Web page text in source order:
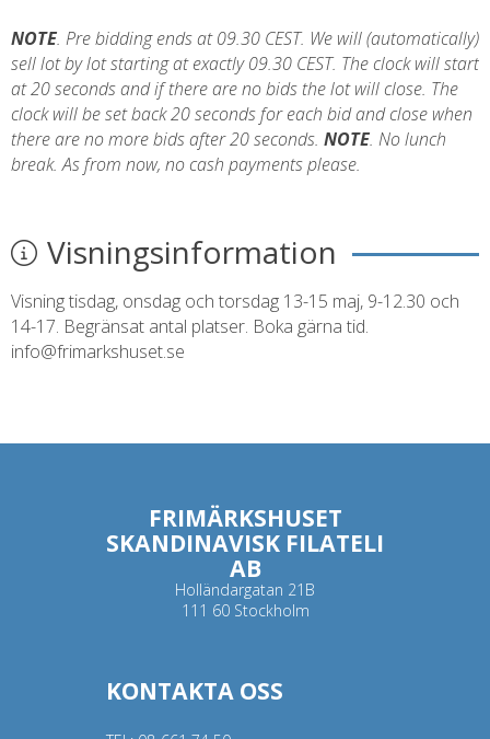
NOTE. Pre bidding ends at 09.30 CEST. We will (automatically)
sell lot by lot starting at exactly 09.30 CEST. The clock will start
at 20 seconds and if there are no bids the lot will close. The
clock will be set back 20 seconds for each bid and close when
there are no more bids after 20 seconds. NOTE. No lunch
break. As from now, no cash payments please.
Visningsinformation
Visning tisdag, onsdag och torsdag 13-15 maj, 9-12.30 och
14-17. Begränsat antal platser. Boka gärna tid.
info@frimarkshuset.se
FRIMÄRKSHUSET
SKANDINAVISK FILATELI
AB
Holländargatan 21B
111 60 Stockholm
KONTAKTA OSS